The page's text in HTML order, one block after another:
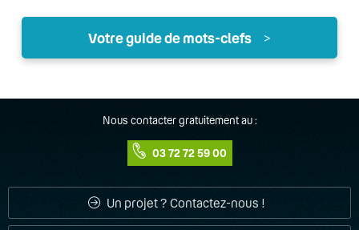
Votre guide de mots-clefs >
Accueil téléphonique
Adaptateur ATA
ADSL
Appels simultanés
Nous contacter gratuitement au :
03 72 72 59 00
Un projet ? Contactez-nous !